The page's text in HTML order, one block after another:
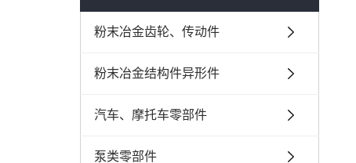
粉末冶金齿轮、传动件
粉末冶金结构件异形件
汽车、摩托车零部件
泵类零部件